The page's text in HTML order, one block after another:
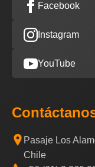
Facebook
Instagram
YouTube
Pasaje Los
Chile